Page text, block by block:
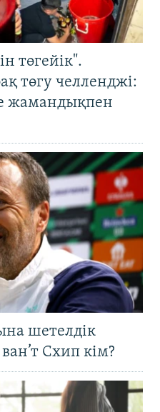
төгейік".
төгу челленджі:
жамандықпен
шетелдік
Схип кім?